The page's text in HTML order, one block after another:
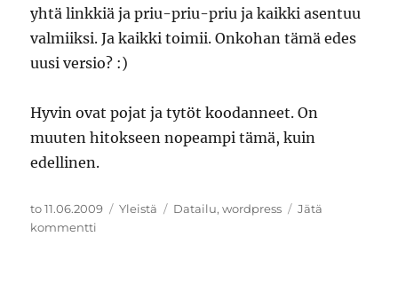
yhtä linkkiä ja priu-priu-priu ja kaikki asentuu
valmiiksi. Ja kaikki toimii. Onkohan tämä edes
uusi versio? :)
Hyvin ovat pojat ja tytöt koodanneet. On
muuten hitokseen nopeampi tämä, kuin
edellinen.
Julkaistu
to 11.06.2009 Kategoriat
Yleistä Avainsanat
Datailu,wordpress
Jätä
kommentti